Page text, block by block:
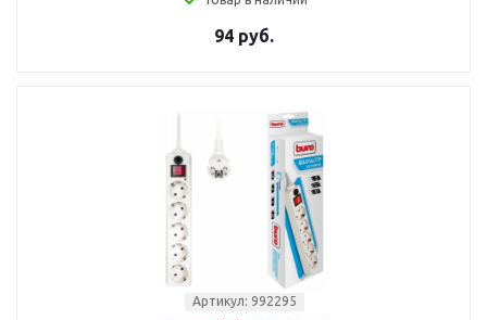
94 руб.
Артикул: 992295